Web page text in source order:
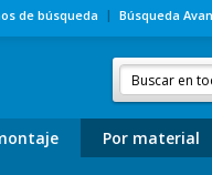
de búsqueda Búsqueda
Por material